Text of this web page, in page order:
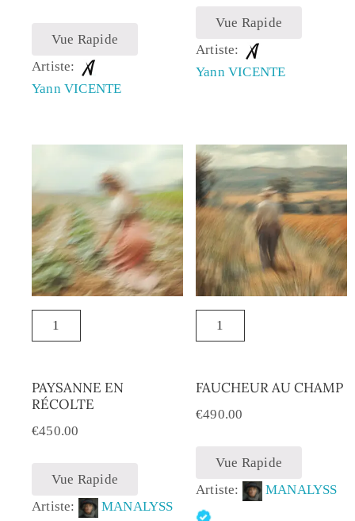
Vue Rapide
Artiste:
Yann VICENTE
Vue Rapide
Artiste:
Yann VICENTE
PAYSANNE EN
RÉCOLTE
€450.00
Vue Rapide
Artiste:
MANALYSS
FAUCHEUR AU CHAMP
€490.00
Vue Rapide
Artiste:
MANALYSS